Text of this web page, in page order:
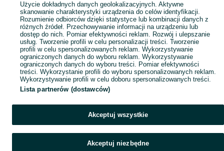
Użycie dokładnych danych geolokalizacyjnych. Aktywne
skanowanie charakterystyki urządzenia do celów identyfikacji.
Rozumienie odbiorców dzięki statystyce lub kombinacji danych z
różnych źródeł. Przechowywanie informacji na urządzeniu lub
dostęp do nich. Pomiar efektywności reklam. Rozwój i ulepszanie
usług. Tworzenie profili w celu personalizacji treści. Tworzenie
profili w celu spersonalizowanych reklam. Wykorzystywanie
ograniczonych danych do wyboru reklam. Wykorzystywanie
ograniczonych danych do wyboru treści. Pomiar efektywności
treści. Wykorzystanie profili do wyboru spersonalizowanych reklam.
Wykorzystywanie profili w celu doboru spersonalizowanych treści.
Lista partnerów (dostawców)
Akceptuj wszystkie
Akceptuj niezbędne